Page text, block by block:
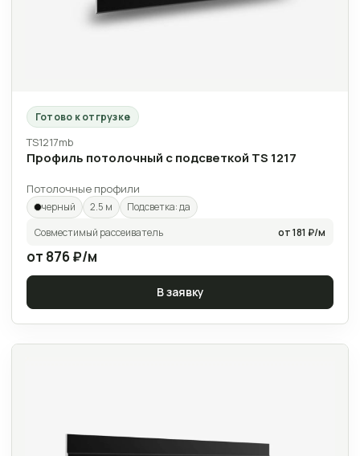
Готово к отгрузке
TS1217mb
Профиль потолочный с подсветкой TS 1217
Потолочные профили
черный 2.5 м
Подсветка: да
Совместимый рассеиватель
от 181 ₽/м
от 876 ₽/м
В заявку